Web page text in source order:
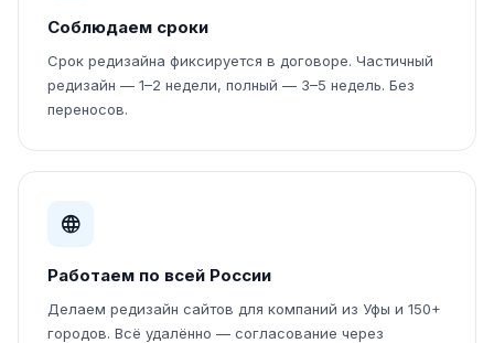
Соблюдаем сроки
Срок редизайна фиксируется в договоре. Частичный
редизайн — 1–2 недели, полный — 3–5 недель. Без
переносов.
Работаем по всей России
Делаем редизайн сайтов для компаний из Уфы и 150+
городов. Всё удалённо — согласование через